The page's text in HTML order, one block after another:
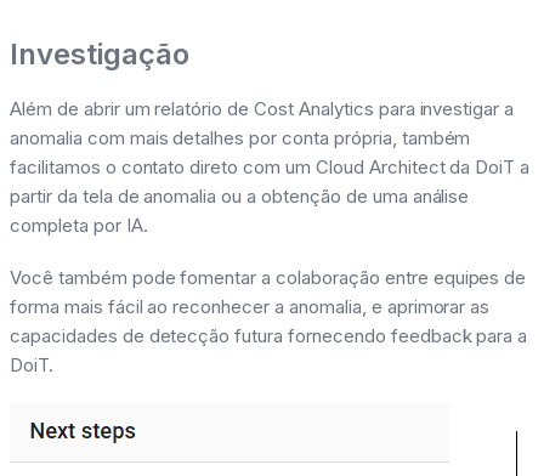
Investigação
Além de abrir um relatório de Cost Analytics para investigar a
anomalia com mais detalhes por conta própria, também
facilitamos o contato direto com um Cloud Architect da DoiT a
partir da tela de anomalia ou a obtenção de uma análise
completa por IA.
Você também pode fomentar a colaboração entre equipes de
forma mais fácil ao reconhecer a anomalia, e aprimorar as
capacidades de detecção futura fornecendo feedback para a
DoiT.